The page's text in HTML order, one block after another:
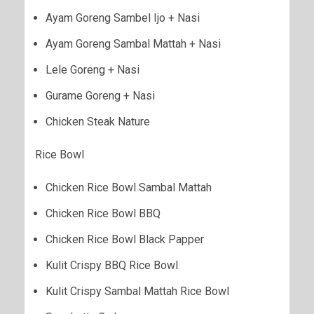
Ayam Goreng Sambel Ijo + Nasi
Ayam Goreng Sambal Mattah + Nasi
Lele Goreng + Nasi
Gurame Goreng + Nasi
Chicken Steak Nature
Rice Bowl
Chicken Rice Bowl Sambal Mattah
Chicken Rice Bowl BBQ
Chicken Rice Bowl Black Papper
Kulit Crispy BBQ Rice Bowl
Kulit Crispy Sambal Mattah Rice Bowl